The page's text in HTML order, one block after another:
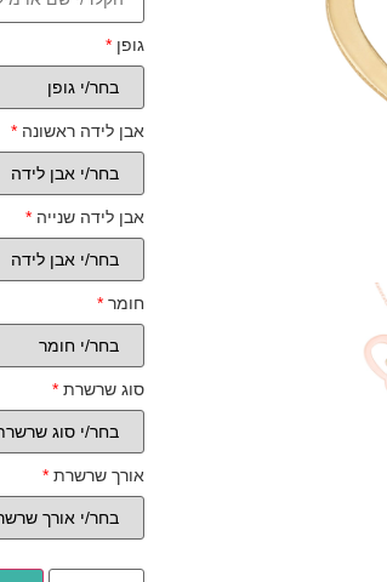
גופן*
אבן לידה ראשונה*
אבן לידה שנייה*
חומר*
סוג שרשרת*
אורך שרשרת*